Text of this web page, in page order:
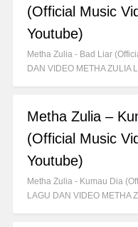
(Official Music
Youtube)
Metha Zulia - Bad Liar
DAN VIDEO METHA ZULIA
Metha Zulia –
(Official Music
Youtube)
Metha Zulia - Kumau Dia
LAGU DAN VIDEO METHA